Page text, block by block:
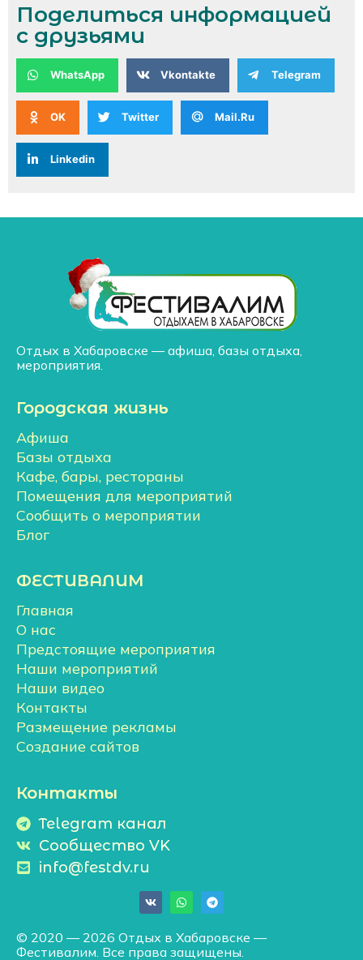
Поделиться информацией
с друзьями
WhatsApp Vkontakte Telegram
OK Twitter Mail.Ru
Linkedin
Отдых в Хабаровске — афиша, базы отдыха,
мероприятия.
Городская жизнь
Афиша
Базы отдыха
Кафе, бары, рестораны
Помещения для мероприятий
Сообщить о мероприятии
Блог
ФЕСТИВАЛИМ
Главная
О нас
Предстоящие мероприятия
Наши мероприятий
Наши видео
Контакты
Размещение рекламы
Создание сайтов
Контакты
Telegram канал
Сообщество VK
info@festdv.ru
© 2020 — 2026 Отдых в Хабаровске —
Фестивалим. Все права защищены.